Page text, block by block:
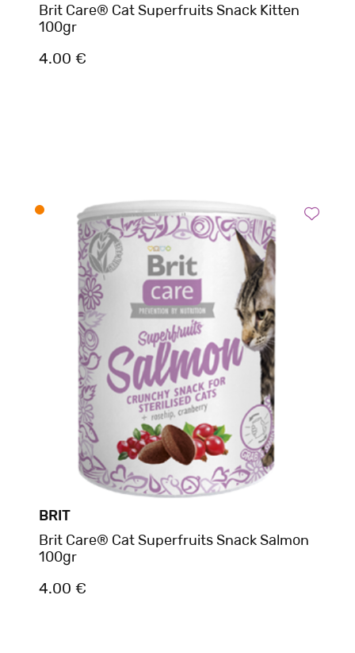
Brit Care® Cat Superfruits Snack Kitten
100gr
4.00 €
BRIT
Brit Care® Cat Superfruits Snack Salmon
100gr
4.00 €